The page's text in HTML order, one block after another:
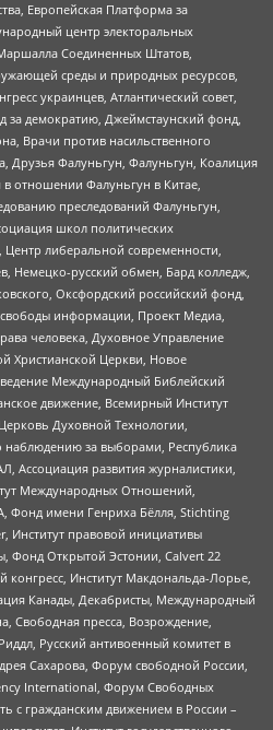
Европейская Платформа за
центр электоральных
Соединенных Штатов,
среды и природных ресурсов,
украинцев, Атлантический совет,
за демократию, Джеймстаунский фонд,
Врачи против насильственного
Друзья Фалуньгун, Фалуньгун, Коалиция
в отношении Фалуньгун в Китае,
преследований Фалуньгун,
школ политических
либеральной современности,
Немецко-русский обмен, Бард колледж,
Оксфордский российский фонд,
информации, Проект Медиа,
человека, Духовное Управление
Христианской Церкви, Новое
Международный Библейский
движение, Всемирный Институт
Духовной Технологии,
наблюдению за выборами, Республика
развития журналистики,
Международных Отношений,
имени Генриха Бёлля, Stichting
Институт правовой инициативы
Фонд Открытой Эстонии, Calvert 22
конгресс, Институт Макдональда-Лорье,
Канады, Декабристы, Международный
Свободная пресса, Возрождение,
Русский антивоенный комитет в
Сахарова, Форум свободной России,
International, Форум Свободных
с гражданским движением в России –